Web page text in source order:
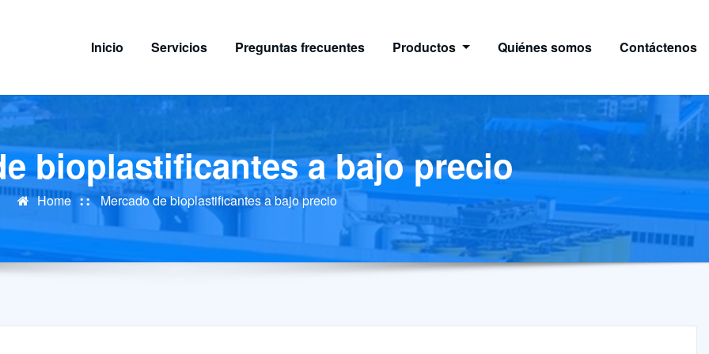
Inicio Servicios Preguntas frecuentes Productos Quiénes somos Contáctenos
bioplastificantes a bajo precio
Home Mercado de bioplastificantes a bajo precio